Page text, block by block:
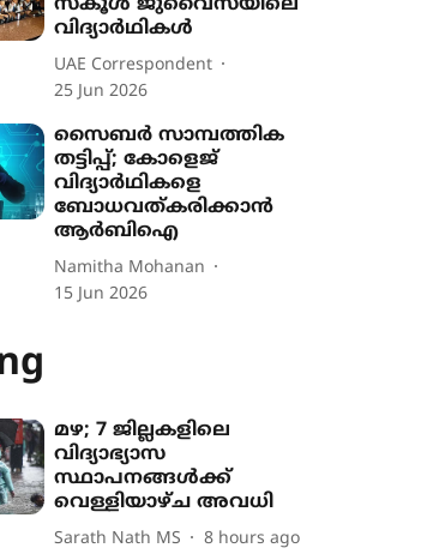
സ്കൂൾ ജുവൈസയിലെ
വിദ്യാർഥികൾ
UAE Correspondent
25 Jun 2026
സൈബർ സാമ്പത്തിക
തട്ടിപ്പ്; കോളെജ്
വിദ്യാർഥികളെ
ബോധവത്കരി​ക്കാ​ൻ
ആ​ർ​ബി​ഐ
Namitha Mohanan
15 Jun 2026
മഴ; 7 ജില്ലകളിലെ
വിദ്യാഭ്യാസ
സ്ഥാപനങ്ങൾക്ക്
വെള്ളിയാഴ്ച അവധി
Sarath Nath MS 8 hours ago